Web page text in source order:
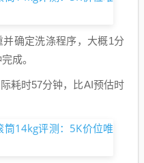
确定洗涤程序，大概1分
成。
耗时57分钟，比AI预估时